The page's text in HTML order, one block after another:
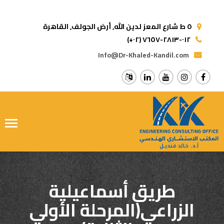
٥ ط شارع المعز لدين الله,
أرض الجولف, القاهرة
(+٠٢) ٠١٢-٢٨١٣-٧٦٥٧
Info@Dr-Khaled-Kandil.com
طريق أسماعيلية
الزراعي(المرحلة الأولي